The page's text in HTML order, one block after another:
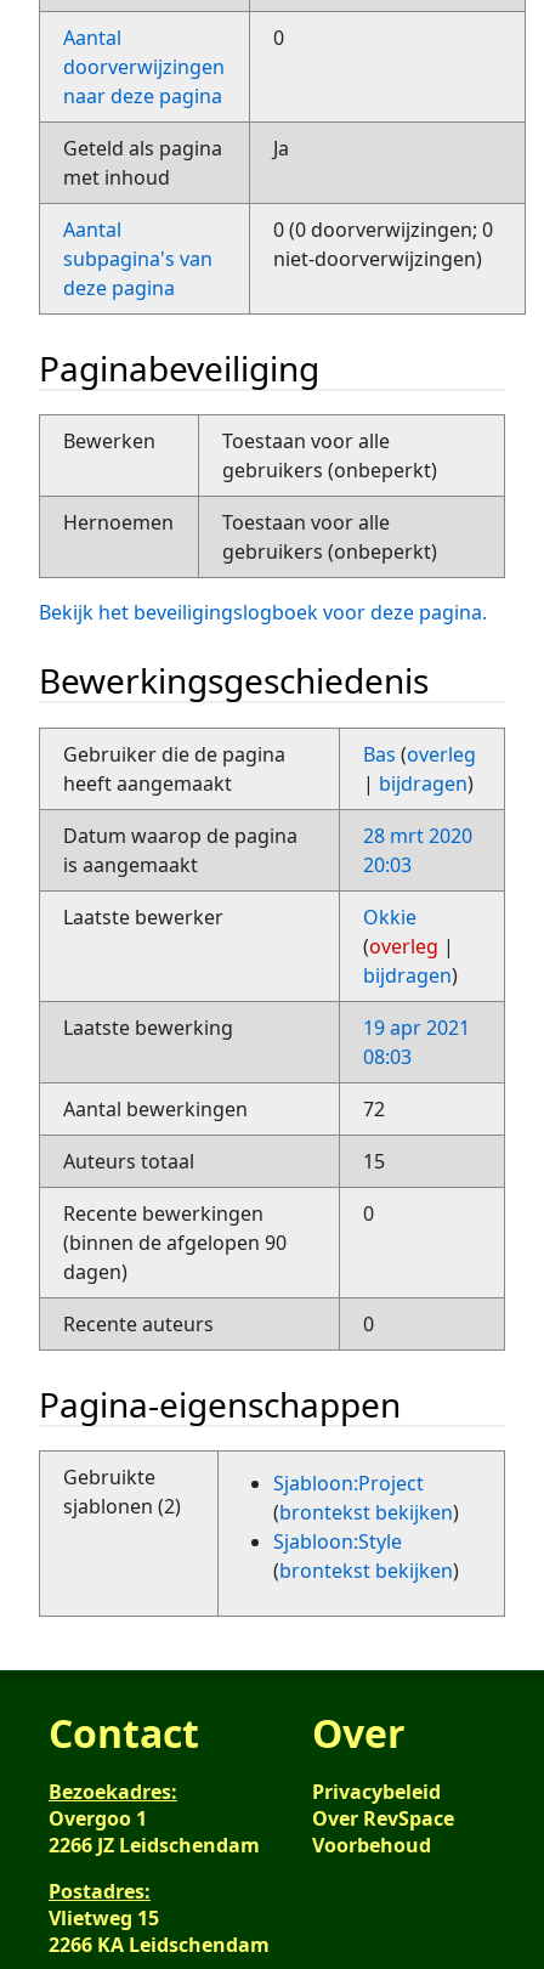
Aantal
doorverwijzingen
naar deze pagina
0
Geteld als pagina
met inhoud
Ja
Aantal
subpagina's van
deze pagina
0 (0 doorverwijzingen; 0
niet-doorverwijzingen)
Paginabeveiliging
Bewerken
Toestaan voor alle
gebruikers (onbeperkt)
Hernoemen
Toestaan voor alle
gebruikers (onbeperkt)
Bekijk het beveiligingslogboek voor deze pagina.
Bewerkingsgeschiedenis
Gebruiker die de pagina
heeft aangemaakt
Bas (overleg
| bijdragen)
Datum waarop de pagina
is aangemaakt
28 mrt 2020
20:03
Laatste bewerker
Okkie
(overleg |
bijdragen)
Laatste bewerking
19 apr 2021
08:03
Aantal bewerkingen
72
Auteurs totaal
15
Recente bewerkingen
(binnen de afgelopen 90
dagen)
0
Recente auteurs 0
Pagina-eigenschappen
Gebruikte
sjablonen (2)
Sjabloon:Project
(brontekst bekijken)
Sjabloon:Style
(brontekst bekijken)
Contact
Bezoekadres:
Overgoo 1
2266 JZ Leidschendam
Postadres:
Vlietweg 15
2266 KA Leidschendam
Over
Privacybeleid
Over RevSpace
Voorbehoud